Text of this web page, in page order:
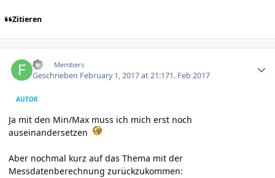
Zitieren
FD Members
Geschrieben February 1, 2017 at 21:171. Feb 2017
AUTOR
Ja mit den Min/Max muss ich mich erst noch
auseinandersetzen
Aber nochmal kurz auf das Thema mit der
Messdatenberechnung zurückzukommen: